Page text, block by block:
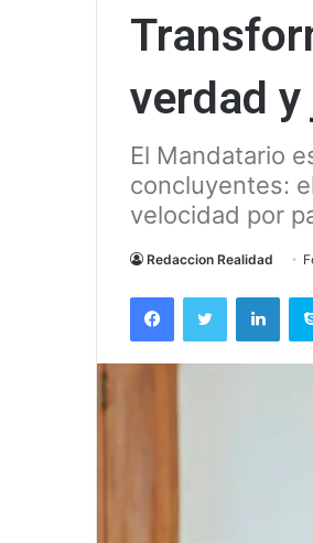
verdad
El Mandatario
concluyentes:
velocidad por
Redaccion Realidad
FacebookTwitter